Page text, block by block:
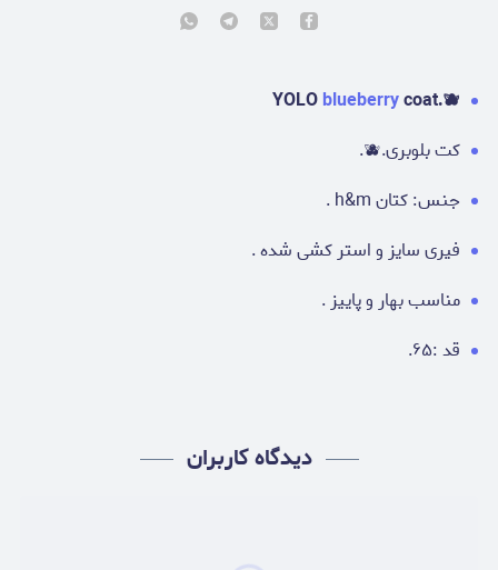
YOLOblueberrycoat.🫐
کت بلوبری.🫐.
جنس: کتان h&m .
فیری سایز و استر کشی شده .
مناسب بهار و پاییز .
قد :۶۵.
دیدگاه کاربران